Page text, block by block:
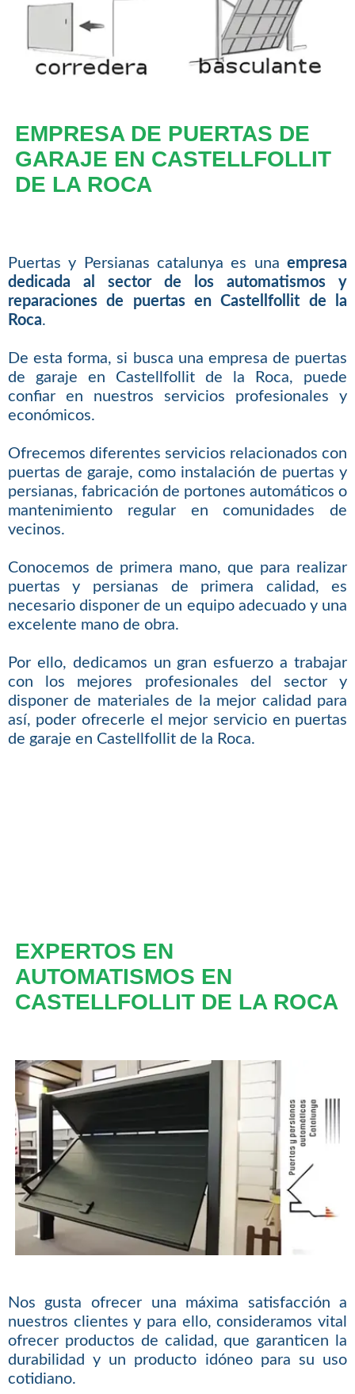
EMPRESA DE PUERTAS DE
GARAJE EN CASTELLFOLLIT
DE LA ROCA
Puertas y Persianas catalunya es unaempresa
dedicada al sector de los automatismos y
reparaciones de puertas en Castellfollit de la
Roca.
De esta forma, si busca una empresa de puertas
de garaje en Castellfollit de la Roca, puede
confiar en nuestros servicios profesionales y
económicos.
Ofrecemos diferentes servicios relacionados con
puertas de garaje, como instalación de puertas y
persianas, fabricación de portones automáticos o
mantenimiento regular en comunidades de
vecinos.
Conocemos de primera mano, que para realizar
puertas y persianas de primera calidad, es
necesario disponer de un equipo adecuado y una
excelente mano de obra.
Por ello, dedicamos un gran esfuerzo a trabajar
con los mejores profesionales del sector y
disponer de materiales de la mejor calidad para
así, poder ofrecerle el mejor servicio en puertas
de garaje en Castellfollit de la Roca.
EXPERTOS EN
AUTOMATISMOS EN
CASTELLFOLLIT DE LA ROCA
Nos gusta ofrecer una máxima satisfacción a
nuestros clientes y para ello, consideramos vital
ofrecer productos de calidad, que garanticen la
durabilidad y un producto idóneo para su uso
cotidiano.